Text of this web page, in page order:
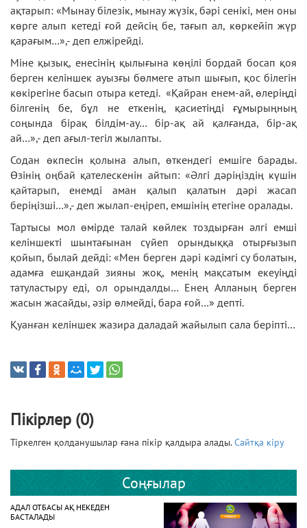
ақтарып: «Мынау білезік, мынау жүзік, бәрі сенікі, мен оны
көрге алып кетеді ғой дейсің бе, тағып ал, көркейіп жүр
қарағым…»,- деп елжірейді.
Міне қызық, енесінің қылығына көңілі бордай босап қоя
берген келіншек ауызғы бөлмеге атып шығып, қос білегін
көкірегіне басып отыра кетеді. «Қайран енем-ай, өлеріңді
білгенің бе, бұл не еткенің, қасиетіңді ғұмырыңның
соңында бірақ білдім-ау… бір-ақ ай қалғанда, бір-ақ
ай…»,- деп ағыл-тегіл жылапты.
Содан өкпесін қолына алып, өткендегі емшіге барады.
Өзінің оңбай қателескенін айтып: «Әлгі дәріңіздің күшін
қайтарып, енемді аман қалып қалатын дәрі жасап
беріңізші…»,- деп жылап-еңіреп, емшінің етегіне оралады.
Тартысы мол өмірде талай көйлек тоздырған әлгі емші
келіншекті шынтағынан сүйеп орындыққа отырғызып
қойып, былай дейді: «Мен берген дәрі кәдімгі су болатын,
адамға ешқандай зияны жоқ, менің мақсатым екеуіңді
татуластыру еді, ол орындалды… Енең Алланың берген
жасын жасайды, әзір өлмейді, бара ғой…» депті.
Қуанған келіншек жазира даладай жайылып сала беріпті…
Пікірлер (0)
Тіркелген қолданушылар ғана пікір қалдыра алады.Сайтқа кіру
Соңғылар
АДАЛ ОТБАСЫ АҚ НЕКЕДЕН
БАСТАЛАДЫ